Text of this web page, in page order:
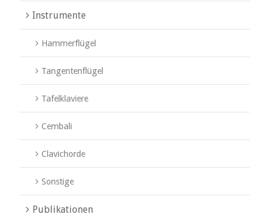
Instrumente
Hammerflügel
Tangentenflügel
Tafelklaviere
Cembali
Clavichorde
Sonstige
Publikationen